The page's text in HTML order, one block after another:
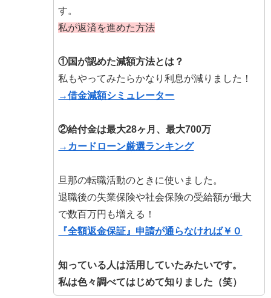
す。
私が返済を進めた方法
①国が認めた減額方法とは？
私もやってみたらかなり利息が減りました！
→借金減額シミュレーター
②給付金は最大28ヶ月、最大700万
→カードローン厳選ランキング
旦那の転職活動のときに使いました。
退職後の失業保険や社会保険の受給額が最大
で数百万円も増える！
『全額返金保証』申請が通らなければ￥０
知っている人は活用していたみたいです。
私は色々調べてはじめて知りました（笑）